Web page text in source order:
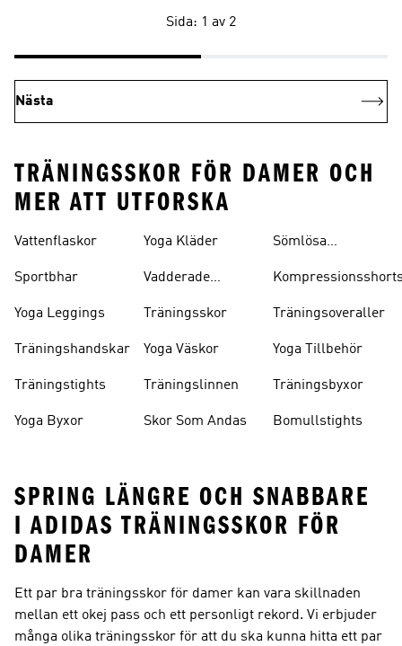
Sida: 1 av 2
Nästa
TRÄNINGSSKOR FÖR DAMER OCH
MER ATT UTFORSKA
Vattenflaskor
Sportbhar
Yoga Leggings
Träningshandskar
Träningstights
Yoga Byxor
Yoga Kläder
Vadderade
Träningsskor
Yoga Väskor
Träningslinnen
Skor Som Andas
Sömlösa
Träningsoveraller
Yoga Tillbehör
Träningsbyxor
Bomullstights
SPRING LÄNGRE OCH SNABBARE
I ADIDAS TRÄNINGSSKOR FÖR
DAMER
Ett par bra träningsskor för damer kan vara skillnaden
mellan ett okej pass och ett personligt rekord. Vi erbjuder
många olika träningsskor för att du ska kunna hitta ett par